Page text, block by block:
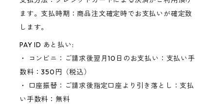
ます。支払時期：商品注文確定時でお支払いが確定致
します。
PAY ID あと払い:
・ コンビニ：ご請求後翌月10日のお支払い：支払い手
数料：350円（税込）
・ 口座振替：ご請求後指定口座より引き落とし：支払
い手数料：無料